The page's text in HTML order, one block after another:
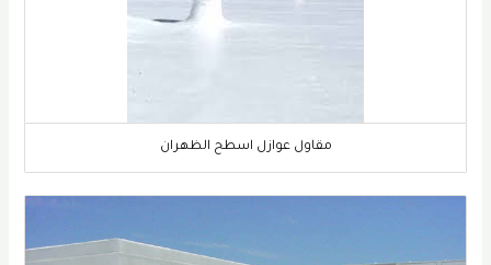
مقاول عوازل اسطح الظهران